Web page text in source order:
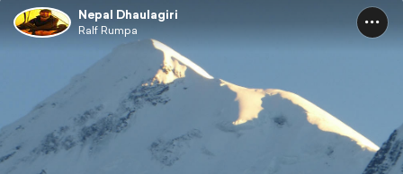
Nepal Dhaulagiri
Ralf Rumpa